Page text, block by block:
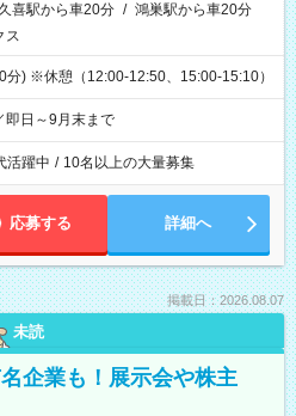
久喜駅から車20分 / 鴻巣駅から車20分
ス
) ※休憩（12:00-12:50、15:00-15:10）
即日～9月末まで
活躍中 / 10名以上の大量募集
応募する 詳細へ
掲載日：2026.08.07
未読
企業も！展示会や株主